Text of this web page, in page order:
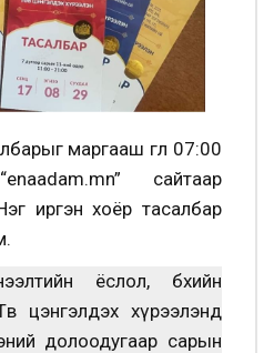
маргааш өглөө 07:00
сайтаар
иргэн хоёр тасалбар
ёслол, бөхийн
цэнгэлдэх хүрээлэнд
долоодугаар сарын